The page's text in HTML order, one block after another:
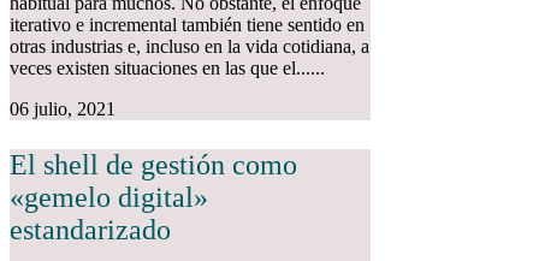
iterativo e incremental también tiene sentido en
otras industrias e, incluso en la vida cotidiana, a
veces existen situaciones en las que el......
06 julio, 2021
El shell de gestión como
«gemelo digital»
estandarizado